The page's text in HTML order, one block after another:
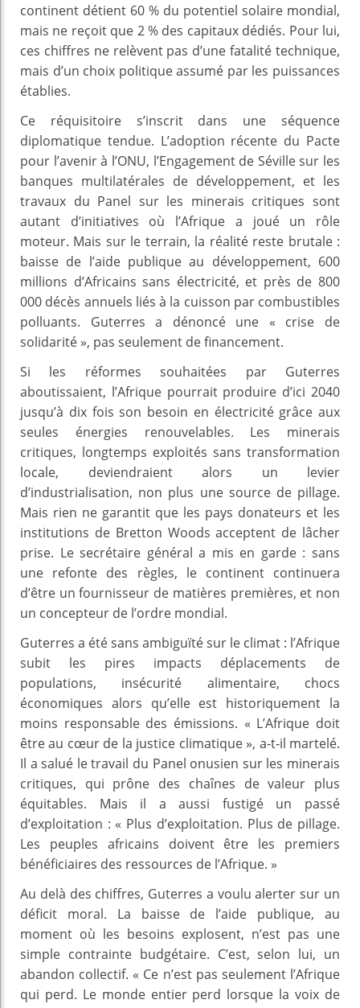
continent détient 60 % du potentiel solaire mondial,
mais ne reçoit que 2 % des capitaux dédiés. Pour lui,
ces chiffres ne relèvent pas d’une fatalité technique,
mais d’un choix politique assumé par les puissances
établies.
Ce réquisitoire s’inscrit dans une séquence
diplomatique tendue. L’adoption récente du Pacte
pour l’avenir à l’ONU, l’Engagement de Séville sur les
banques multilatérales de développement, et les
travaux du Panel sur les minerais critiques sont
autant d’initiatives où l’Afrique a joué un rôle
moteur. Mais sur le terrain, la réalité reste brutale :
baisse de l’aide publique au développement, 600
millions d’Africains sans électricité, et près de 800
000 décès annuels liés à la cuisson par combustibles
polluants. Guterres a dénoncé une « crise de
solidarité », pas seulement de financement.
Si les réformes souhaitées par Guterres
aboutissaient, l’Afrique pourrait produire d’ici 2040
jusqu’à dix fois son besoin en électricité grâce aux
seules énergies renouvelables. Les minerais
critiques, longtemps exploités sans transformation
locale, deviendraient alors un levier
d’industrialisation, non plus une source de pillage.
Mais rien ne garantit que les pays donateurs et les
institutions de Bretton Woods acceptent de lâcher
prise. Le secrétaire général a mis en garde : sans
une refonte des règles, le continent continuera
d’être un fournisseur de matières premières, et non
un concepteur de l’ordre mondial.
Guterres a été sans ambiguïté sur le climat : l’Afrique
subit les pires impacts déplacements de
populations, insécurité alimentaire, chocs
économiques alors qu’elle est historiquement la
moins responsable des émissions. « L’Afrique doit
être au cœur de la justice climatique », a‑t‑il martelé.
Il a salué le travail du Panel onusien sur les minerais
critiques, qui prône des chaînes de valeur plus
équitables. Mais il a aussi fustigé un passé
d’exploitation : « Plus d’exploitation. Plus de pillage.
Les peuples africains doivent être les premiers
bénéficiaires des ressources de l’Afrique. »
Au delà des chiffres, Guterres a voulu alerter sur un
déficit moral. La baisse de l’aide publique, au
moment où les besoins explosent, n’est pas une
simple contrainte budgétaire. C’est, selon lui, un
abandon collectif. « Ce n’est pas seulement l’Afrique
qui perd. Le monde entier perd lorsque la voix de